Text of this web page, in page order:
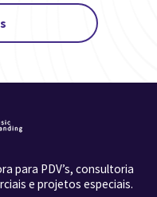
para PDV’s, consultoria
e projetos especiais.